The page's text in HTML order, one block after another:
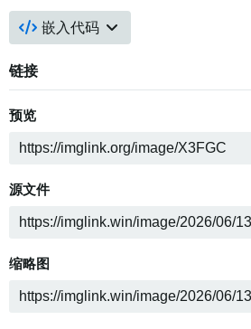
嵌入代码
链接
预览
源文件
缩略图